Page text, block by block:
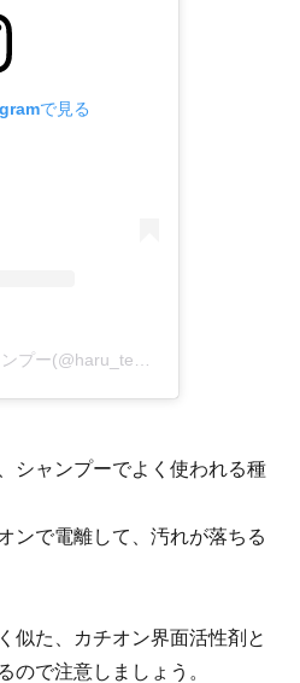
で見る
シャンプーでよく使われる種
ンで電離して、汚れが落ちる
似た、カチオン界面活性剤と
ので注意しましょう。